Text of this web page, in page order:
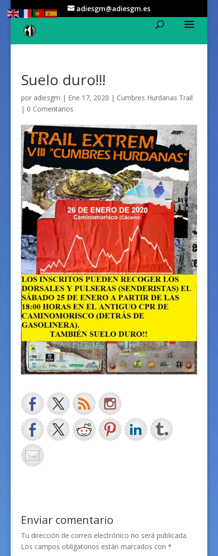
adiesgm@adiesgm.es
Suelo duro!!!
por adiesgm | Ene 17, 2020 | Cumbres Hurdanas Trail
| 0 Comentarios
Enviar comentario
Tu dirección de correo electrónico no será publicada.
Los campos obligatorios están marcados con *